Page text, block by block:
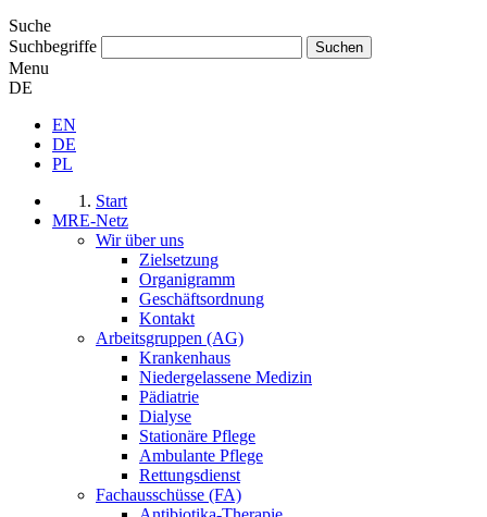
Suche
Suchbegriffe
Menu
DE
EN
DE
PL
Start
MRE-Netz
Wir über uns
Zielsetzung
Organigramm
Geschäftsordnung
Kontakt
Arbeitsgruppen (AG)
Krankenhaus
Niedergelassene Medizin
Pädiatrie
Dialyse
Stationäre Pflege
Ambulante Pflege
Rettungsdienst
Fachausschüsse (FA)